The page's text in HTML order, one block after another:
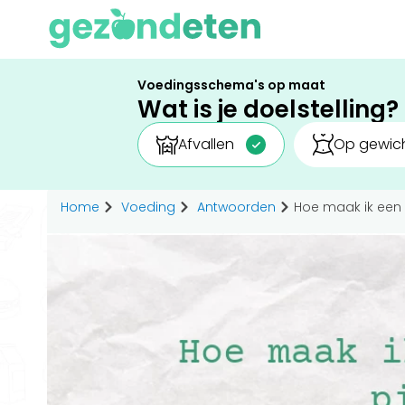
Voedingsschema's op maat
Wat is je doelstelling?
Afvallen Op
Home Voeding Antwoorden Hoe maak ik